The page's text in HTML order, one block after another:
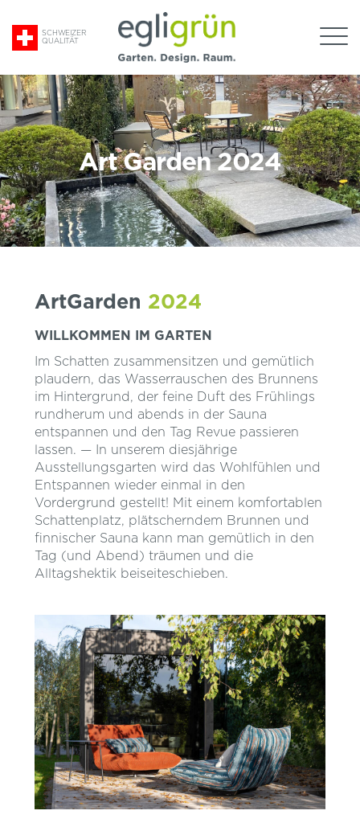
SCHWEIZER
QUALITÄT
Grün
AG
hello
Art Garden 2024
ArtGarden 2024
WILLKOMMEN IM GARTEN
Im Schatten zusammensitzen und gemütlich
plaudern, das Wasserrauschen des Brunnens
im Hintergrund, der feine Duft des Frühlings
rundherum und abends in der Sauna
entspannen und den Tag Revue passieren
lassen. — In unserem diesjährige
Ausstellungsgarten wird das Wohlfühlen und
Entspannen wieder einmal in den
Vordergrund gestellt! Mit einem komfortablen
Schattenplatz, plätscherndem Brunnen und
finnischer Sauna kann man gemütlich in den
Tag (und Abend) träumen und die
Alltagshektik beiseiteschieben.